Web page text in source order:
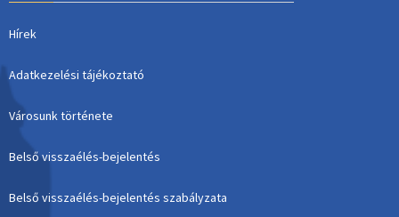
Hírek
Adatkezelési tájékoztató
Városunk története
Belső visszaélés-bejelentés
Belső visszaélés-bejelentés szabályzata